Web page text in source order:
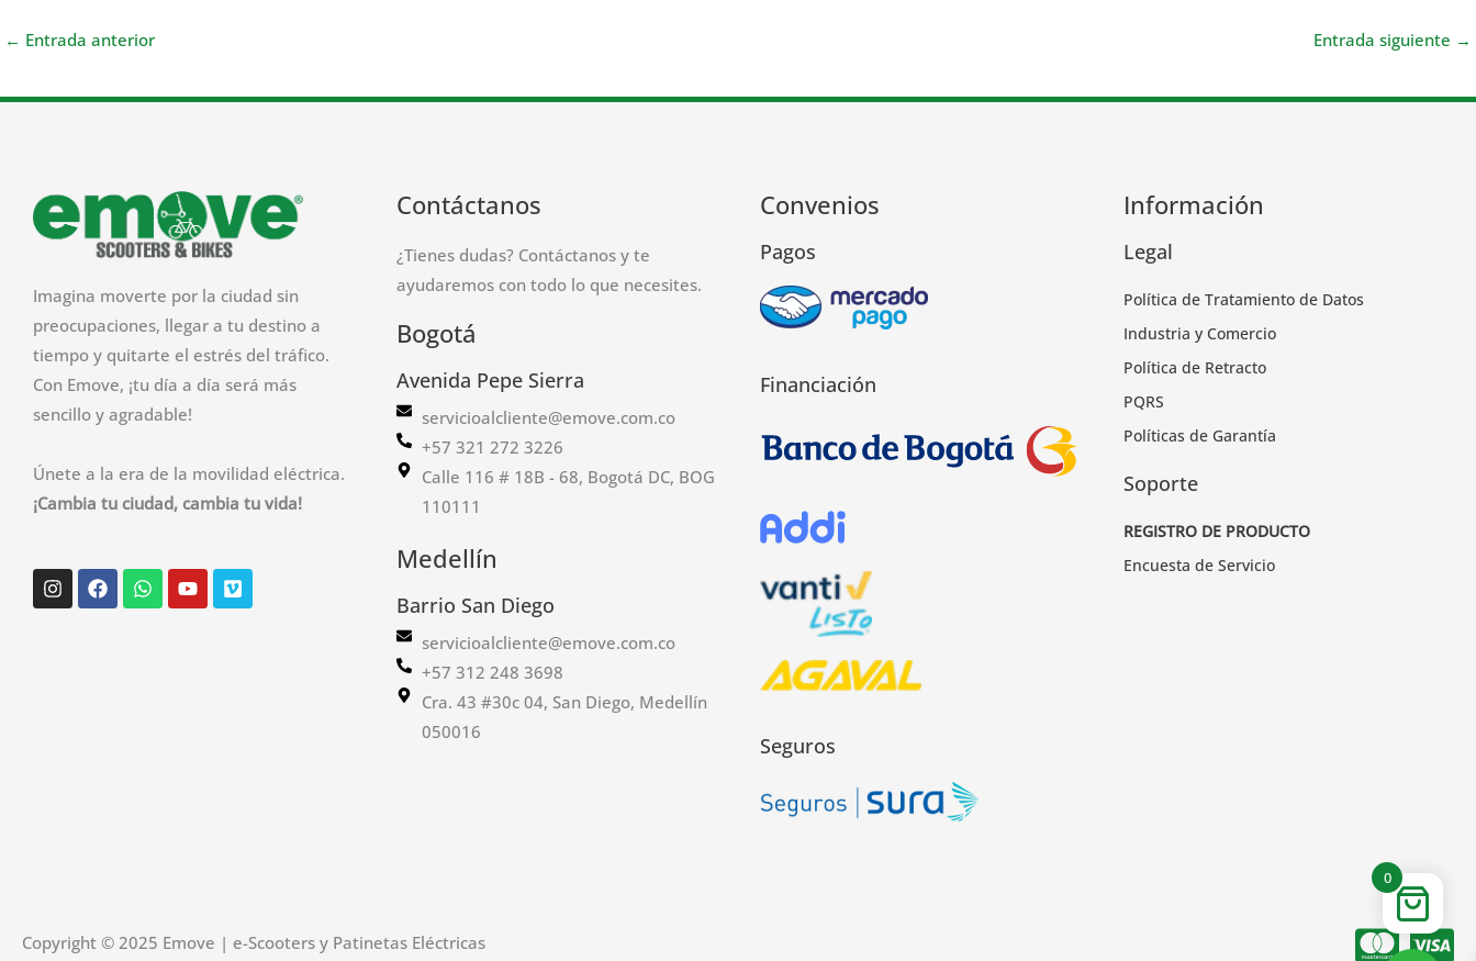
0
← Entrada anterior Entrada siguiente →
Imagina moverte por la ciudad sin
preocupaciones, llegar a tu destino a
tiempo y quitarte el estrés del tráfico.
Con Emove, ¡tu día a día será más
sencillo y agradable!
Únete a la era de la movilidad eléctrica.
¡Cambia tu ciudad, cambia tu vida!
Instagram
FacebookWhatsapp
YoutubeVimeo
Contáctanos
¿Tienes dudas? Contáctanos y te
ayudaremos con todo lo que necesites.
Bogotá
Avenida Pepe Sierra
servicioalcliente@emove.com.co
+57 321 272 3226
Calle 116 # 18B - 68, Bogotá DC, BOG
110111
Medellín
Barrio San Diego
servicioalcliente@emove.com.co
+57 312 248 3698
Cra. 43 #30c 04, San Diego, Medellín
050016
Convenios
Pagos
Financiación
Seguros
Información
Legal
Política de Tratamiento de Datos
Industria y Comercio
Política de Retracto
PQRS
Políticas de Garantía
Soporte
REGISTRO DE PRODUCTO
Encuesta de Servicio
Copyright © 2025 Emove | e-Scooters y Patinetas Eléctricas